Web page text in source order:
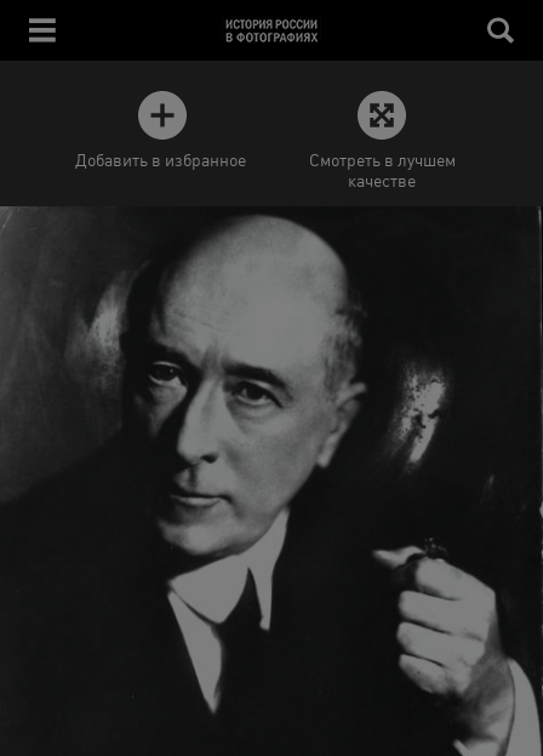
Добавить в избранное
Смотреть в лучшем
качестве